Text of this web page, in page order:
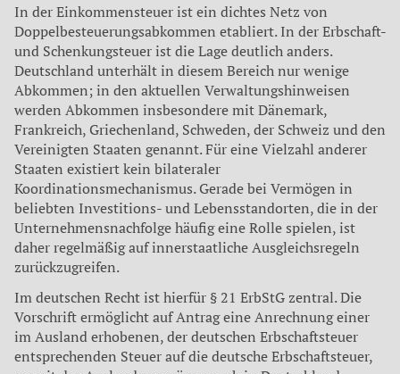
In der Einkommensteuer ist ein dichtes Netz von
Doppelbesteuerungsabkommen etabliert. In der Erbschaft-
und Schenkungsteuer ist die Lage deutlich anders.
Deutschland unterhält in diesem Bereich nur wenige
Abkommen; in den aktuellen Verwaltungshinweisen
werden Abkommen insbesondere mit Dänemark,
Frankreich, Griechenland, Schweden, der Schweiz und den
Vereinigten Staaten genannt. Für eine Vielzahl anderer
Staaten existiert kein bilateraler
Koordinationsmechanismus. Gerade bei Vermögen in
beliebten Investitions- und Lebensstandorten, die in der
Unternehmensnachfolge häufig eine Rolle spielen, ist
daher regelmäßig auf innerstaatliche Ausgleichsregeln
zurückzugreifen.
Im deutschen Recht ist hierfür § 21 ErbStG zentral. Die
Vorschrift ermöglicht auf Antrag eine Anrechnung einer
im Ausland erhobenen, der deutschen Erbschaftsteuer
entsprechenden Steuer auf die deutsche Erbschaftsteuer,